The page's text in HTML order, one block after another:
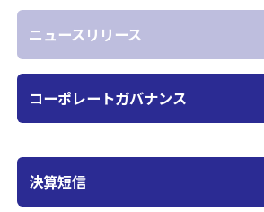
ニュースリリース
コーポレートガバナンス
決算短信